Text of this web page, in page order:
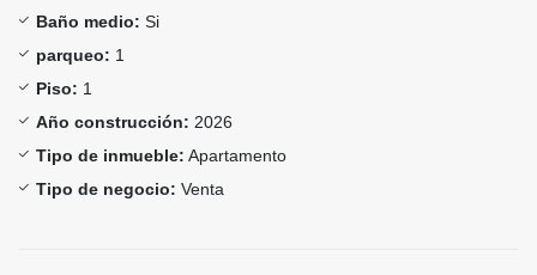
Baño medio: Si
parqueo: 1
Piso: 1
Año construcción: 2026
Tipo de inmueble: Apartamento
Tipo de negocio: Venta